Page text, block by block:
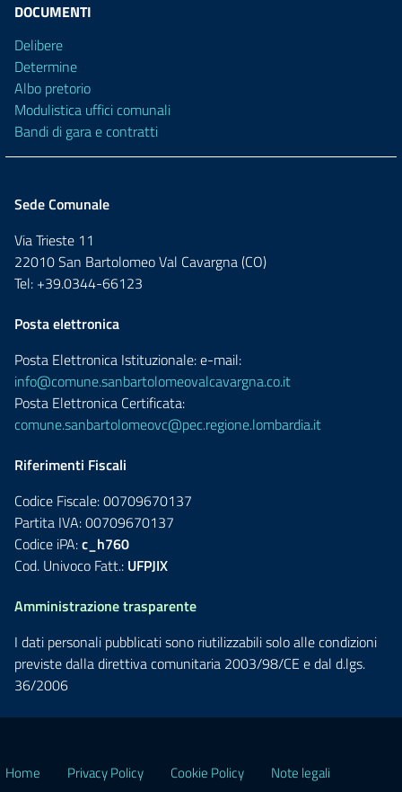
DOCUMENTI
Delibere
Determine
Albo pretorio
Modulistica uffici comunali
Bandi di gara e contratti
Sede Comunale
Via Trieste 11
22010 San Bartolomeo Val Cavargna (CO)
Tel: +39.0344-66123
Posta elettronica
Posta Elettronica Istituzionale: e-mail:
info@comune.sanbartolomeovalcavargna.co.it
Posta Elettronica Certificata:
comune.sanbartolomeovc@pec.regione.lombardia.it
Riferimenti Fiscali
Codice Fiscale: 00709670137
Partita IVA: 00709670137
Codice iPA:c_h760
Cod. Univoco Fatt.: UFPJIX
Amministrazione trasparente
I dati personali pubblicati sono riutilizzabili solo alle condizioni
previste dalla direttiva comunitaria 2003/98/CE e dal d.lgs.
36/2006
Home Privacy Policy Cookie Policy Note legali